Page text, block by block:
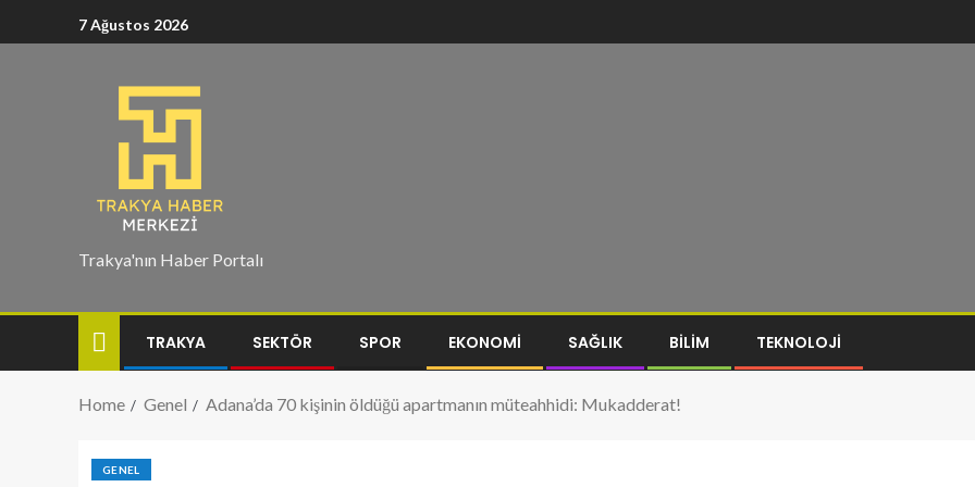
7 Ağustos 2026
Trakya'nın Haber Portalı
TRAKYA SEKTÖR SPOR EKONOMI SAĞLIK BILIM TEKNOLOJI
Home Genel Adana’da 70 kişinin öldüğü apartmanın müteahhidi: Mukadderat!
GENEL